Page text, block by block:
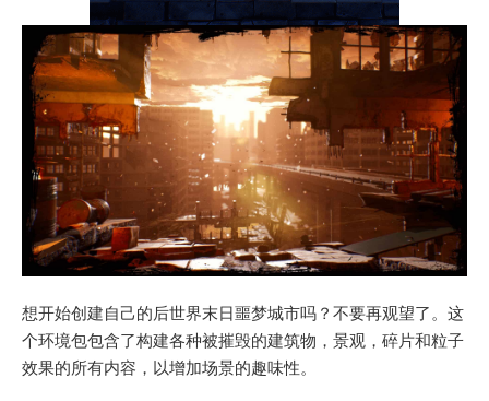
想开始创建自己的后世界末日噩梦城市吗？不要再观望了。这
个环境包包含了构建各种被摧毁的建筑物，景观，碎片和粒子
效果的所有内容，以增加场景的趣味性。